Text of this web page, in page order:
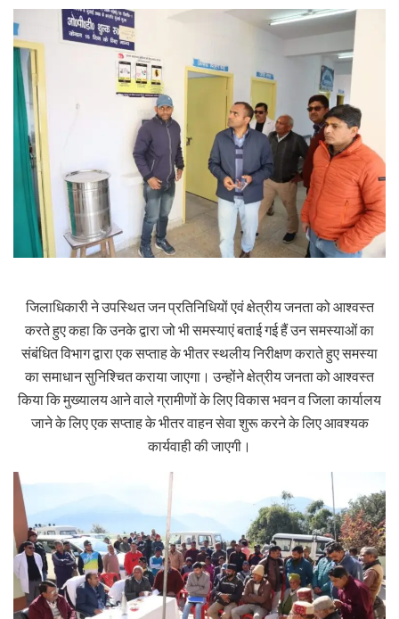
जिलाधिकारी ने उपस्थित जन प्रतिनिधियों एवं क्षेत्रीय जनता को आश्वस्त
करते हुए कहा कि उनके द्वारा जो भी समस्याएं बताई गई हैं उन समस्याओं का
संबंधित विभाग द्वारा एक सप्ताह के भीतर स्थलीय निरीक्षण कराते हुए समस्या
का समाधान सुनिश्चित कराया जाएगा। उन्होंने क्षेत्रीय जनता को आश्वस्त
किया कि मुख्यालय आने वाले ग्रामीणों के लिए विकास भवन व जिला कार्यालय
जाने के लिए एक सप्ताह के भीतर वाहन सेवा शुरू करने के लिए आवश्यक
कार्यवाही की जाएगी।